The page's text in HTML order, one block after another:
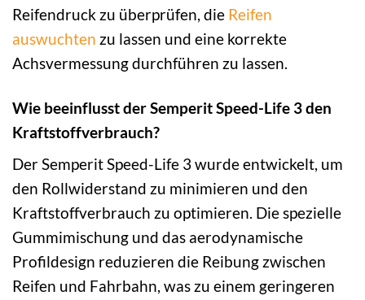
Reifendruck zu überprüfen, die Reifen
auswuchten zu lassen und eine korrekte
Achsvermessung durchführen zu lassen.
Wie beeinflusst der Semperit Speed-Life 3 den
Kraftstoffverbrauch?
Der Semperit Speed-Life 3 wurde entwickelt, um
den Rollwiderstand zu minimieren und den
Kraftstoffverbrauch zu optimieren. Die spezielle
Gummimischung und das aerodynamische
Profildesign reduzieren die Reibung zwischen
Reifen und Fahrbahn, was zu einem geringeren